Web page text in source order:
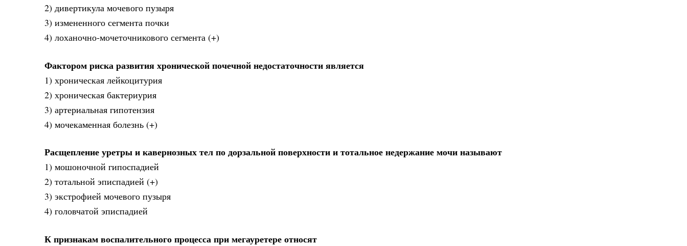
2) дивертикула мочевого пузыря
3) измененного сегмента почки
4) лоханочно-мочеточникового сегмента (+)
Фактором риска развития хронической почечной недостаточности является
1) хроническая лейкоцитурия
2) хроническая бактериурия
3) артериальная гипотензия
4) мочекаменная болезнь (+)
Расщепление уретры и кавернозных тел по дорзальной поверхности и тотальное недержание мочи называют
1) мошоночной гипоспадией
2) тотальной эписпадией (+)
3) экстрофией мочевого пузыря
4) головчатой эписпадией
К признакам воспалительного процесса при мегауретере относят